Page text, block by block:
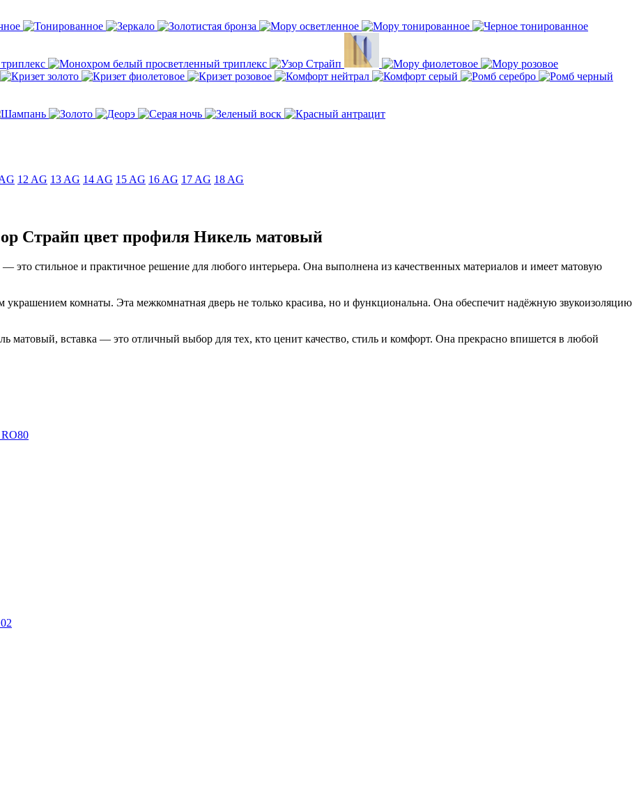
12 AG 13 AG 14 AG 15 AG 16 AG 17 AG 18 AG
Страйп цвет профиля Никель матовый
это стильное и практичное решение для любого интерьера. Она выполнена из качественных материалов и имеет матовую
украшением комнаты. Эта межкомнатная дверь не только красива, но и функциональна. Она обеспечит надёжную звукоизоляцию
матовый, вставка — это отличный выбор для тех, кто ценит качество, стиль и комфорт. Она прекрасно впишется в любой